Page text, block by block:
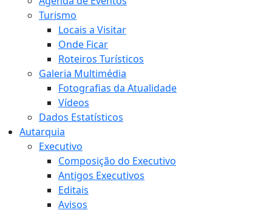
Turismo
Locais a Visitar
Onde Ficar
Roteiros Turísticos
Galeria Multimédia
Fotografias da Atualidade
Vídeos
Dados Estatísticos
Autarquia
Executivo
Composição do Executivo
Antigos Executivos
Editais
Avisos